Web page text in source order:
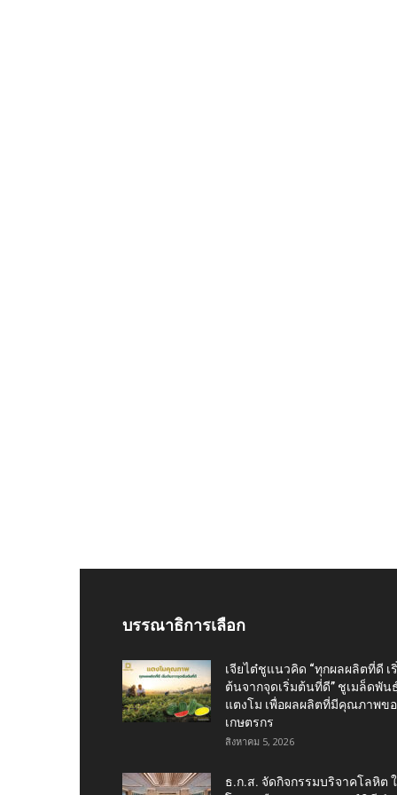
บรรณาธิการเลือก
เจียไต๋ชูแนวคิด “ทุกผลผลิตที่ดี เ
ต้นจากจุดเริ่มต้นที่ดี” ชูเมล็ดพัน
แตงโม เพื่อผลผลิตที่มีคุณภาพข
เกษตรกร
สิงหาคม 5, 2026
ธ.ก.ส. จัดกิจกรรมบริจาคโลหิต